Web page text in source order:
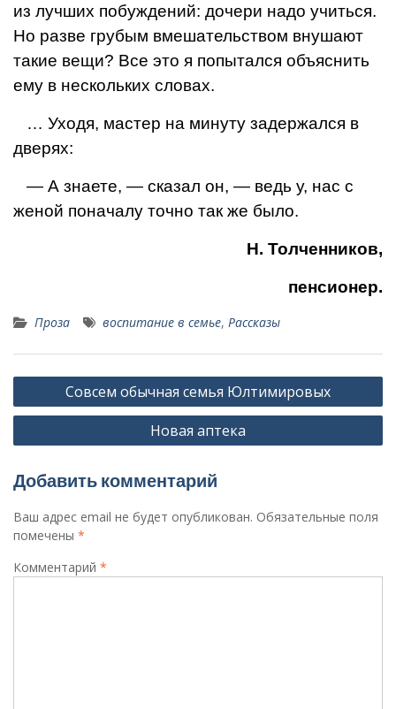
из лучших по­буждений: дочери надо учиться.
Но разве грубым вмешательством внушают
та­кие вещи? Все это я попытался объяснить
ему в не­скольких словах.
… Уходя, мастер на ми­нуту задержался в
дверях:
— А знаете, — сказал он, — ведь у, нас с
женой пона­чалу точно так же было.
Н. Толченников,
пенсионер.
Проза воспитание в семье, Рассказы
Навигация
по
Совсем обычная семья Юлтимировых
Новая аптека
Добавить комментарий
Ваш адрес email не будет опубликован. Обязательные поля
помечены *
Комментарий *